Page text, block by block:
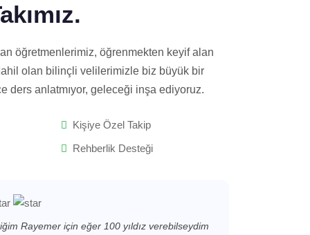
öğretmenlerimiz, öğrenmekten keyif alan
olan bilinçli velilerimizle biz büyük bir
ders anlatmıyor, geleceği inşa ediyoruz.
Kişiye Özel Takip
Rehberlik Desteği
Rayemer için eğer 100 yıldız verebilseydim